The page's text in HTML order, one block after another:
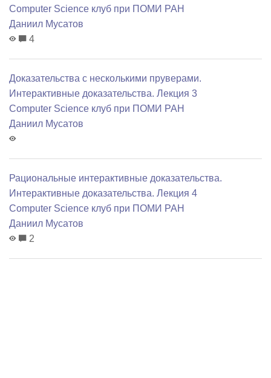
Computer Science клуб при ПОМИ РАН
Даниил Мусатов
4
Доказательства с несколькими пруверами.
Интерактивные доказательства. Лекция 3
Computer Science клуб при ПОМИ РАН
Даниил Мусатов
Рациональные интерактивные доказательства.
Интерактивные доказательства. Лекция 4
Computer Science клуб при ПОМИ РАН
Даниил Мусатов
2